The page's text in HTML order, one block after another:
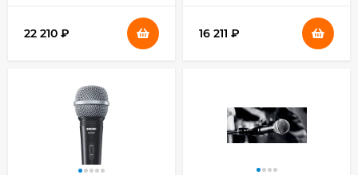
22 210 ₽ 16 211 ₽